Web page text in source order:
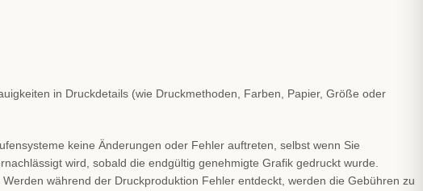
in Druckdetails (wie Druckmethoden, Farben, Papier, Größe oder
keine Änderungen oder Fehler auftreten, selbst wenn Sie
wird, sobald die endgültig genehmigte Grafik gedruckt wurde.
während der Druckproduktion Fehler entdeckt, werden die Gebühren zu